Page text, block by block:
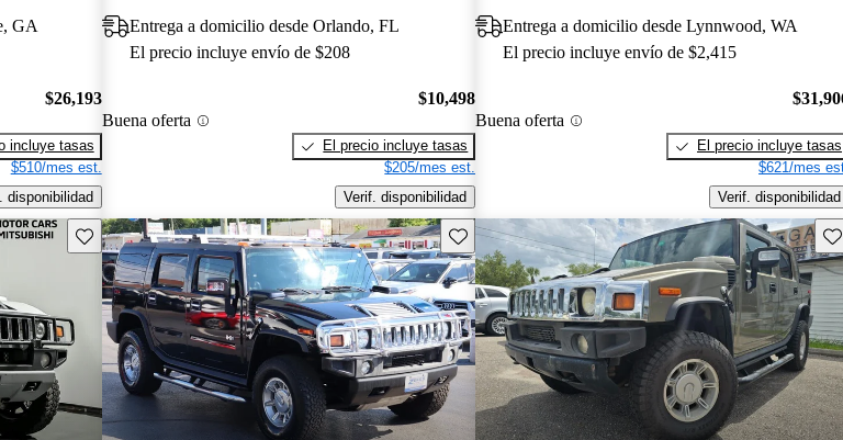
GA
$26,193
incluye tasas
$510/mes est.
disponibilidad
Entrega a domicilio desde Orlando, FL
El precio incluye envío de $208
Buena oferta
$10,498
El precio incluye tasas
$205/mes est.
Verif. disponibilidad
Entrega a domicilio desde Lynnwood, WA
El precio incluye envío de $2,415
Buena oferta
El precio incluye tasas
$621/mes
Verif. disponibilidad
Guarda este Aviso Guarda este Aviso